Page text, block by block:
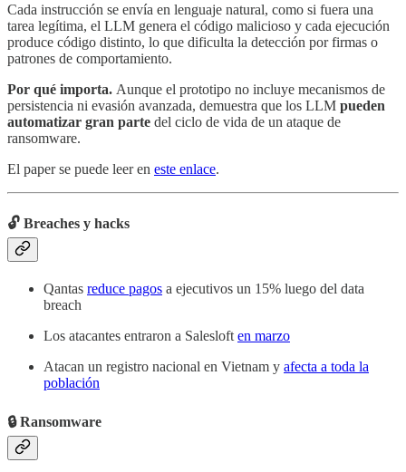
Cada instrucción se envía en lenguaje natural, como si fuera una
tarea legítima, el LLM genera el código malicioso y cada ejecución
produce código distinto, lo que dificulta la detección por firmas o
patrones de comportamiento.
Por qué importa. Aunque el prototipo no incluye mecanismos de
persistencia ni evasión avanzada, demuestra que los LLM pueden
automatizar gran parte del ciclo de vida de un ataque de
ransomware.
El paper se puede leer en este enlace.
🔓 Breaches y hacks
Qantas reduce pagos a ejecutivos un 15% luego del data
breach
Los atacantes entraron a Salesloften marzo
Atacan un registro nacional en Vietnam y afecta a toda la
población
🔒 Ransomware